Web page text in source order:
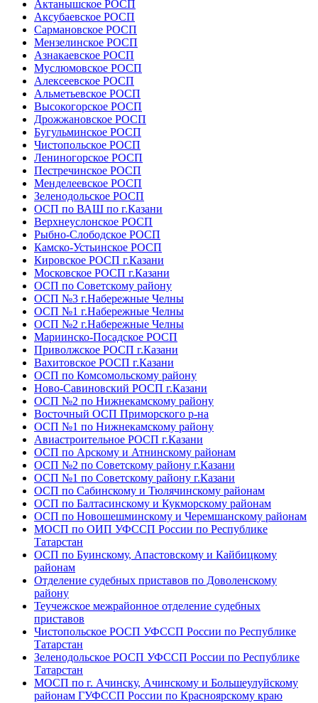
Актанышское РОСП
Аксубаевское РОСП
Сармановское РОСП
Мензелинское РОСП
Азнакаевское РОСП
Муслюмовское РОСП
Алексеевское РОСП
Альметьевское РОСП
Высокогорское РОСП
Дрожжановское РОСП
Бугульминское РОСП
Чистопольское РОСП
Лениногорское РОСП
Пестречинское РОСП
Менделеевское РОСП
Зеленодольское РОСП
ОСП по ВАШ по г.Казани
Верхнеуслонское РОСП
Рыбно-Слободское РОСП
Камско-Устьинское РОСП
Кировское РОСП г.Казани
Московское РОСП г.Казани
ОСП по Советскому району
ОСП №3 г.Набережные Челны
ОСП №1 г.Набережные Челны
ОСП №2 г.Набережные Челны
Мариинско-Посадское РОСП
Приволжское РОСП г.Казани
Вахитовское РОСП г.Казани
ОСП по Комсомольскому району
Ново-Савиновский РОСП г.Казани
ОСП №2 по Нижнекамскому району
Восточный ОСП Приморского р-на
ОСП №1 по Нижнекамскому району
Авиастроительное РОСП г.Казани
ОСП по Арскому и Атнинскому районам
ОСП №2 по Советскому району г.Казани
ОСП №1 по Советскому району г.Казани
ОСП по Сабинскому и Тюлячинскому районам
ОСП по Балтасинскому и Кукморскому районам
ОСП по Новошешминскому и Черемшанскому районам
МОСП по ОИП УФССП России по Республике
Татарстан
ОСП по Буинскому, Апастовскому и Кайбицкому
районам
Отделение судебных приставов по Доволенскому
району
Теучежское межрайонное отделение судебных
приставов
Чистопольское РОСП УФССП России по Республике
Татарстан
Зеленодольское РОСП УФССП России по Республике
Татарстан
МОСП по г. Ачинску, Ачинскому и Большеулуйскому
районам ГУФССП России по Красноярскому краю